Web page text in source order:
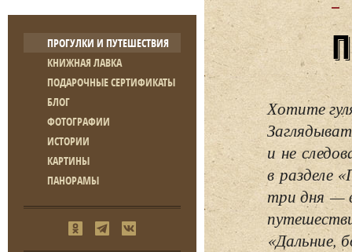
ПРОГУЛКИ И ПУТЕШЕСТВИЯ
КНИЖНАЯ ЛАВКА
ПОДАРОЧНЫЕ СЕРТИФИКАТЫ
БЛОГ
ФОТОГРАФИИ
ИСТОРИИ
КАРТИНЫ
ПАНОРАМЫ
Хотите
и не
в разделе
три дня —
«Дальние,